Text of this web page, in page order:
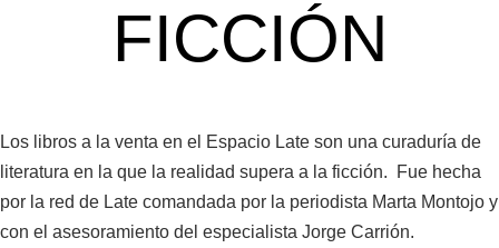
FICCIÓN
Los libros a la venta en el Espacio Late son una curaduría de
literatura en la que la realidad supera a la ficción. Fue hecha
por la red de Late comandada por la periodista Marta Montojo y
con el asesoramiento del especialista Jorge Carrión.